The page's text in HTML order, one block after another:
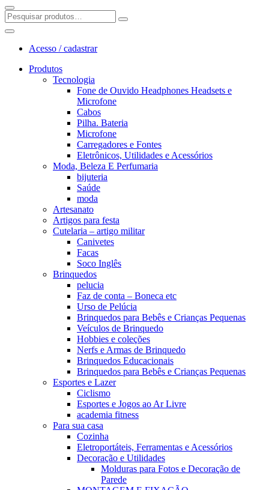
Acesso / cadastrar
Produtos
Tecnologia
Fone de Ouvido Headphones Headsets e
Microfone
Cabos
Pilha. Bateria
Microfone
Carregadores e Fontes
Eletrônicos, Utilidades e Acessórios
Moda, Beleza E Perfumaria
bijuteria
Saúde
moda
Artesanato
Artigos para festa
Cutelaria – artigo militar
Canivetes
Facas
Soco Inglês
Brinquedos
pelucia
Faz de conta – Boneca etc
Urso de Pelúcia
Brinquedos para Bebês e Crianças Pequenas
Veículos de Brinquedo
Hobbies e coleções
Nerfs e Armas de Brinquedo
Brinquedos Educacionais
Brinquedos para Bebês e Crianças Pequenas
Esportes e Lazer
Ciclismo
Esportes e Jogos ao Ar Livre
academia fitness
Para sua casa
Cozinha
Eletroportáteis, Ferramentas e Acessórios
Decoração e Utilidades
Molduras para Fotos e Decoração de
Parede